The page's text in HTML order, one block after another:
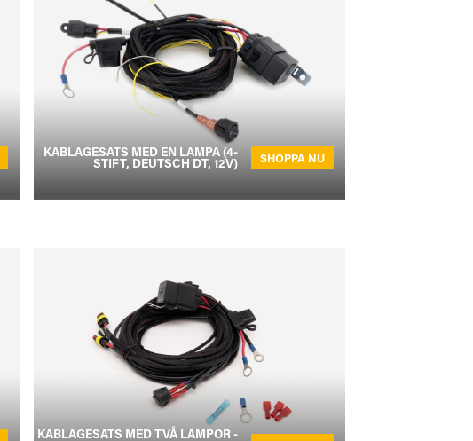
KABLAGESATS MED EN LAMPA (4-
STIFT, DEUTSCH DT, 12V) SHOPPA NU
KABLAGESATS MED TVÅ LAMPOR -